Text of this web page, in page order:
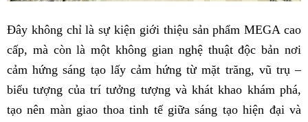
Đây không chỉ là sự kiện giới thiệu sản phẩm MEGA cao
cấp, mà còn là một không gian nghệ thuật độc bản nơi
cảm hứng sáng tạo lấy cảm hứng từ mặt trăng, vũ trụ –
biểu tượng của trí tưởng tượng và khát khao khám phá,
tạo nên màn giao thoa tinh tế giữa sáng tạo hiện đại và